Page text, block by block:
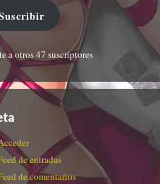
a otros 47 suscriptores
de entradas
de comentarios